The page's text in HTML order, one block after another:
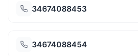
34674088453
34674088454